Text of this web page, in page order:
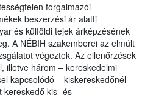
forgalmazói
beszerzési ár alatti
és külföldi tejek árképzésének
A NÉBIH szakemberei az elmúlt
végeztek. Az ellenőrzések
illetve három – kereskedelmi
kapcsolódó – kiskereskedőnél
kereskedő kis- és